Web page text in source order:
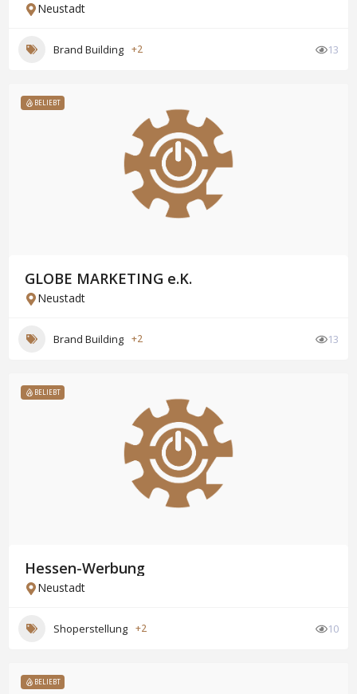
Neustadt
Brand Building +2 13
BELIEBT
GLOBE MARKETING e.K.
Neustadt
Brand Building +2 13
BELIEBT
Hessen-Werbung
Neustadt
Shoperstellung +2 10
BELIEBT